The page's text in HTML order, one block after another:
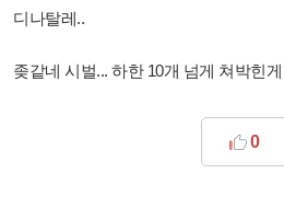
디나탈레..
좆같네 시벌... 하한 10개 넘게 쳐박힌
0